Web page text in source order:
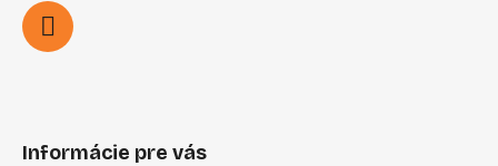
Informácie pre vás